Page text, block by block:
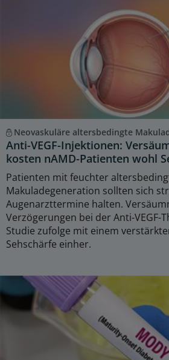
Neovaskuläre altersbedingte
Anti-VEGF-Injektionen:
kosten nAMD-Patienten wohl
Patienten mit feuchter
Makuladegeneration sollten sich
Augenarzttermine halten.
Verzögerungen bei der Anti-VEGF-
Studie zufolge mit einem
Sehschärfe einher.